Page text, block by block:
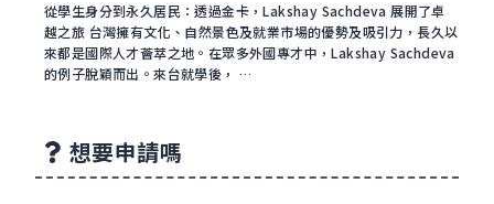
從學生身分到永久居民：透過金卡，Lakshay Sachdeva 展開了卓
越之旅 台灣擁有文化、自然景色及就業市場的優勢及吸引力，長久以
來都是國際人才薈萃之地。在眾多外國專才中，Lakshay Sachdeva
的例子脫穎而出。來台就學後， …
想要申請嗎